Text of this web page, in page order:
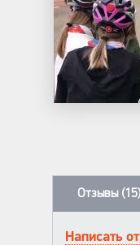
Отзывы (15)
Написать